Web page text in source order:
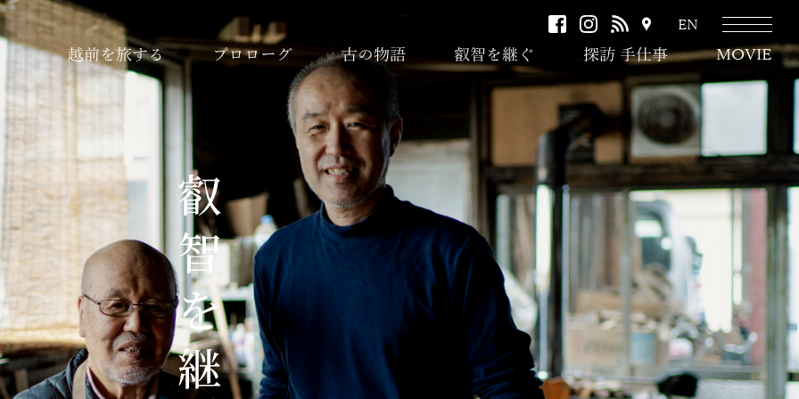
facebookinstagram
RSS
ク
セ
ス
EN
越前を旅する プロローグ 古の物語 叡智を継ぐ 探訪 手仕事 MOVIE